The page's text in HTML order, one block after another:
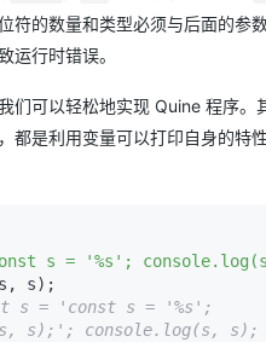
符的数量和类型必须与后面的参
运行时错误。
们可以轻松地实现 Quine 程序。
都是利用变量可以打印自身的特
s = '%s';
s = 'const s = '%s';
s);'; console.log(s, s);